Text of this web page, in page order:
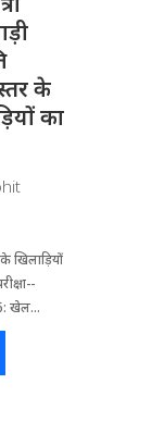
के
का
खिलाड़ियों
खेल...